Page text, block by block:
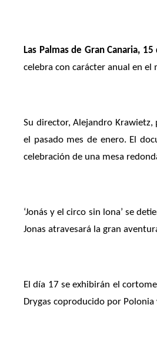
Las Palmas de Gran Canaria,
celebra con carácter anual en
Su director, Alejandro
el pasado mes de enero. El
celebración de una mesa
‘Jonás y el circo sin lona’ se
Jonas atravesará la gran
El día 17 se exhibirán el
Drygas coproducido por